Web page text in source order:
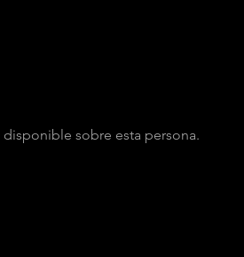
sobre esta persona.